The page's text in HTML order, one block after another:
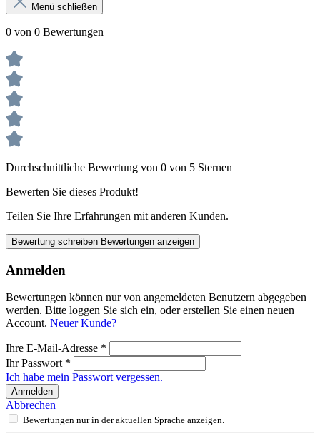
Menü schließen
0 von 0 Bewertungen
Durchschnittliche Bewertung von 0 von 5 Sternen
Bewerten Sie dieses Produkt!
Teilen Sie Ihre Erfahrungen mit anderen Kunden.
Bewertung schreiben Bewertungen anzeigen
Anmelden
Bewertungen können nur von angemeldeten Benutzern abgegeben
werden. Bitte loggen Sie sich ein, oder erstellen Sie einen neuen
Account. Neuer Kunde?
Ihre E-Mail-Adresse *
Ihr Passwort *
Ich habe mein Passwort vergessen.
Anmelden
Abbrechen
Bewertungen nur in der aktuellen Sprache anzeigen.